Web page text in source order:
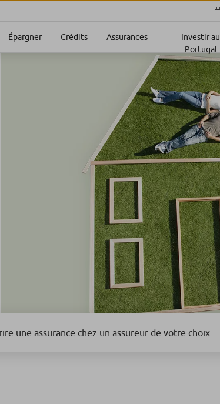
Épargner Crédits Assurances
Investir au
Portugal
une assurance chez un assureur de votre choix